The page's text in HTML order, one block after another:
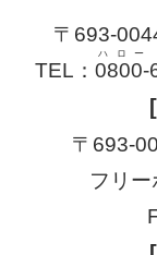
TEL： 0800-
ハロ
〒693-
フリー